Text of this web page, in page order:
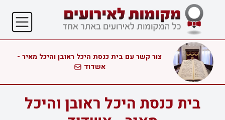
צור קשר עם בית כנסת היכל ראובן והיכל מאיר -
אשדוד
בית כנסת היכל ראובן והיכל